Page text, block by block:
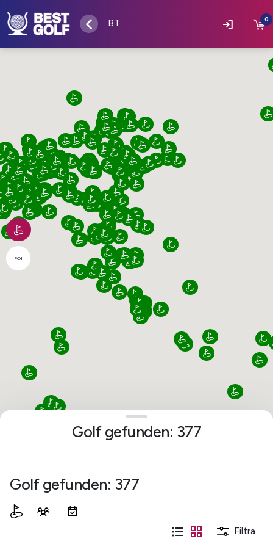
BT 0
POI
Golf gefunden: 377
Golf gefunden: 377
Filtra